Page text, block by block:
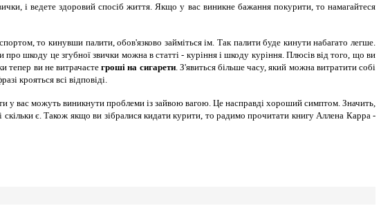
і ведете здоровий спосіб життя. Якщо у вас виникне бажання покурити, то намагайтеся
то кинувши палити, обов'язково займіться ім. Так палити буде кинути набагато легше.
шкоду це згубної звички можна в статті - куріння і шкоду куріння. Плюсів від того, що ви
тепер ви не витрачаєтегроші на сигарети. З'явиться більше часу, який можна витратити собі
крояться всі відповіді.
у вас можуть виникнути проблеми із зайвою вагою. Це насправді хороший симптом. Значить,
є. Також якщо ви зібралися кидати курити, то радимо прочитати книгу Аллена Карра -